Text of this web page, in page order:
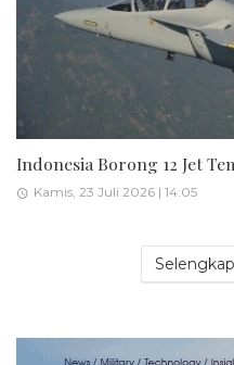
Indonesia Borong 12 Jet
Kamis, 23 Juli 2026 | 14:05